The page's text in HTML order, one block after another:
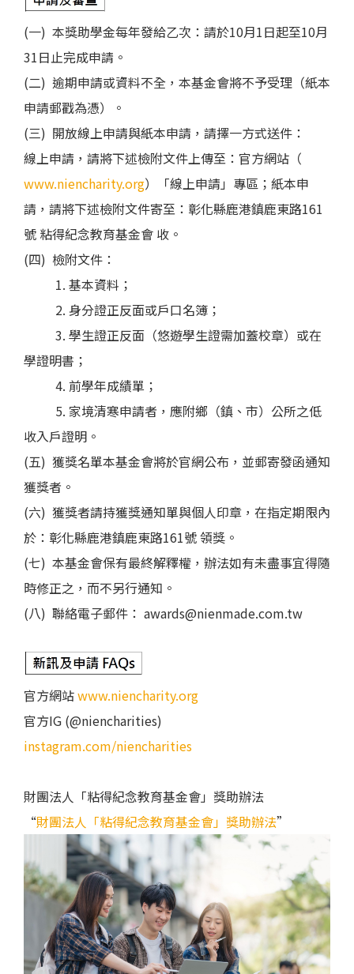
(一) 本獎助學金每年發給乙次：請於10月1日起至10月
31日止完成申請。
(二) 逾期申請或資料不全，本基金會將不予受理（紙本
申請郵戳為憑）。
(三) 開放線上申請與紙本申請，請擇一方式送件：
線上申請，請將下述檢附文件上傳至：官方網站（
www.niencharity.org）「線上申請」專區；紙本申
請，請將下述檢附文件寄至：彰化縣鹿港鎮鹿東路161
號 粘得紀念教育基金會 收。
(四) 檢附文件：
1. 基本資料；
2. 身分證正反面或戶口名簿；
3. 學生證正反面（悠遊學生證需加蓋校章）或在
學證明書；
4. 前學年成績單；
5. 家境清寒申請者，應附鄉（鎮、市）公所之低
收入戶證明。
(五) 獲獎名單本基金會將於官網公布，並郵寄發函通知
獲獎者。
(六) 獲獎者請持獲獎通知單與個人印章，在指定期限內
於：彰化縣鹿港鎮鹿東路161號 領獎。
(七) 本基金會保有最終解釋權，辦法如有未盡事宜得隨
時修正之，而不另行通知。
(八) 聯絡電子郵件： awards@nienmade.com.tw
官方網站www.niencharity.org
官方IG (@niencharities)
instagram.com/niencharities
財團法人「粘得紀念教育基金會」獎助辦法
“財團法人「粘得紀念教育基金會」獎助辦法”